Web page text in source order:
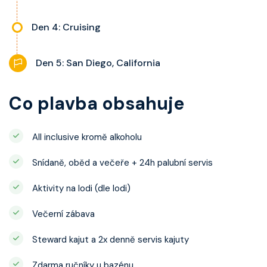
Den 4: Cruising
Den 5: San Diego, California
Co plavba obsahuje
All inclusive kromě alkoholu
Snídaně, oběd a večeře + 24h palubní servis
Aktivity na lodi (dle lodi)
Večerní zábava
Steward kajut a 2x denně servis kajuty